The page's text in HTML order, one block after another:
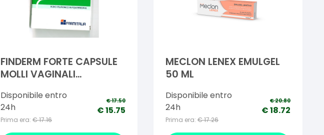
FINDERM FORTE CAPSULE
MOLLI VAGINALI
Disponibile entro
24h
Prima era: €17.16
€17.50
€15.75
MECLON LENEX EMULGEL
50 ML
Disponibile entro
24h
Prima era: €17.26
€20.80
€18.72